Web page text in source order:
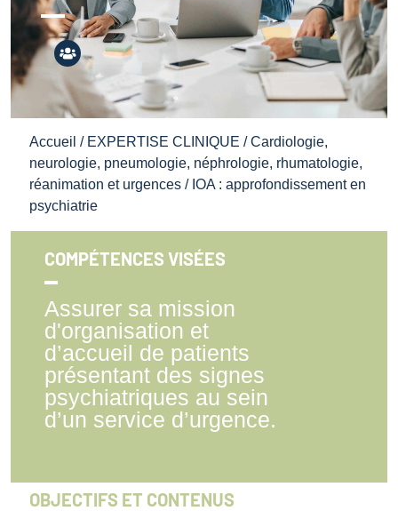
Accueil / EXPERTISE CLINIQUE /Cardiologie,
neurologie, pneumologie, néphrologie, rhumatologie,
réanimation et urgences / IOA : approfondissement en
psychiatrie
COMPÉTENCES VISÉES
Assurer sa mission
d'organisation et
d’accueil de patients
présentant des signes
psychiatriques au sein
d’un service d’urgence.
OBJECTIFS ET CONTENUS